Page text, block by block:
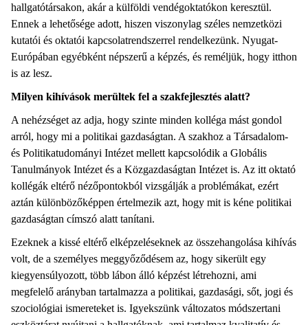
hallgatótársakon, akár a külföldi vendégoktatókon keresztül.
Ennek a lehetősége adott, hiszen viszonylag széles nemzetközi
kutatói és oktatói kapcsolatrendszerrel rendelkezünk. Nyugat-
Európában egyébként népszerű a képzés, és reméljük, hogy itthon
is az lesz.
Milyen kihívások merültek fel a szakfejlesztés alatt?
A nehézséget az adja, hogy szinte minden kolléga mást gondol
arról, hogy mi a politikai gazdaságtan. A szakhoz a Társadalom-
és Politikatudományi Intézet mellett kapcsolódik a Globális
Tanulmányok Intézet és a Közgazdaságtan Intézet is. Az itt oktató
kollégák eltérő nézőpontokból vizsgálják a problémákat, ezért
aztán különbözőképpen értelmezik azt, hogy mit is kéne politikai
gazdaságtan címszó alatt tanítani.
Ezeknek a kissé eltérő elképzeléseknek az összehangolása kihívás
volt, de a személyes meggyőződésem az, hogy sikerült egy
kiegyensúlyozott, több lábon álló képzést létrehozni, ami
megfelelő arányban tartalmazza a politikai, gazdasági, sőt, jogi és
szociológiai ismereteket is. Igyekszünk változatos módszertani